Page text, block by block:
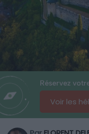
Réservez
Voir les